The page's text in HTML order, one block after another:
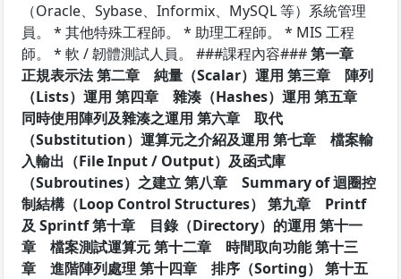
（Oracle、Sybase、Informix、MySQL 等）系統管理
員。 * 其他特殊工程師。 * 助理工程師。 * MIS 工程
師。 * 軟 / 韌體測試人員。 ###課程內容###第一章
正規表示法第二章 純量（Scalar）運用 第三章 陣列
（Lists）運用 第四章 雜湊（Hashes）運用 第五章
同時使用陣列及雜湊之運用 第六章 取代
（Substitution）運算元之介紹及運用 第七章 檔案輸
入輸出（File Input / Output）及函式庫
（Subroutines）之建立第八章 Summary of 迴圈控
制結構（Loop Control Structures） 第九章 Printf
及 Sprintf第十章 目錄（Directory）的運用 第十一
章 檔案測試運算元第十二章 時間取向功能第十三
章 進階陣列處理 第十四章 排序（Sorting） 第十五